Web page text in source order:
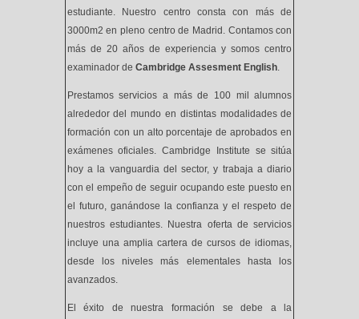
estudiante. Nuestro centro consta con más de
3000m2 en pleno centro de Madrid. Contamos con
más de 20 años de experiencia y somos centro
examinador de Cambridge Assesment English.
Prestamos servicios a más de 100 mil alumnos
alrededor del mundo en distintas modalidades de
formación con un alto porcentaje de aprobados en
exámenes oficiales. Cambridge Institute se sitúa
hoy a la vanguardia del sector, y trabaja a diario
con el empeño de seguir ocupando este puesto en
el futuro, ganándose la confianza y el respeto de
nuestros estudiantes. Nuestra oferta de servicios
incluye una amplia cartera de cursos de idiomas,
desde los niveles más elementales hasta los
avanzados.
El éxito de nuestra formación se debe a la